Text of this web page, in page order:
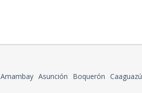
Amambay Asunción Boquerón Caaguazú